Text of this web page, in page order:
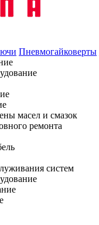
Пневмогайковерты
масел и смазок
ремонта
систем